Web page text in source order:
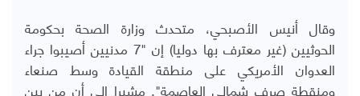
وقال أنيس الأصبحي، متحدث وزارة الصحة بحكومة
الحوثيين (غير معترف بها دوليا) إن "7 مدنيين أصيبوا جراء
العدوان الأمريكي على منطقة القيادة وسط صنعاء
ومنقطة صرف شمالي العاصمة". مشيرا إلى أن من بين